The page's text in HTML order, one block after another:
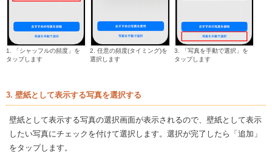
1. 「シャッフルの頻度」を
タップします
2. 任意の頻度(タイミング)を
選択します
3. 「写真を手動で選択」を
タップします
3. 壁紙として表示する写真を選択する
壁紙として表示する写真の選択画面が表示されるので、壁紙として表示
したい写真にチェックを付けて選択します。選択が完了したら「追加」
をタップします。